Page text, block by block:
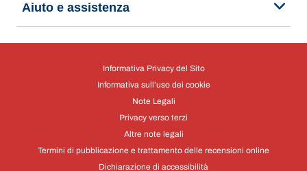
Aiuto e assistenza
Informativa Privacy del Sito
Informativa sull’uso dei cookie
Note Legali
Privacy verso terzi
Altre note legali
Termini di pubblicazione e trattamento delle recensioni online
Dichiarazione di accessibilità